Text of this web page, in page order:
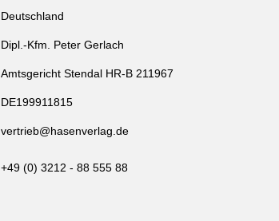
Deutschland
Dipl.-Kfm. Peter Gerlach
Amtsgericht Stendal HR-B 211967
DE199911815
vertrieb@hasenverlag.de
+49 (0) 3212 - 88 555 88